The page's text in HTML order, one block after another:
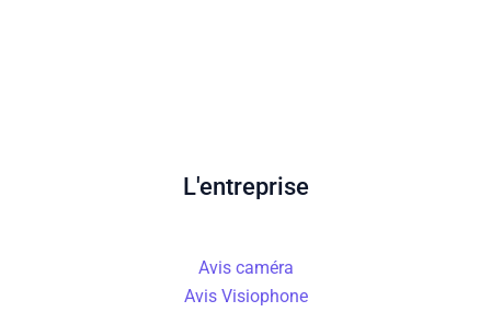
L'entreprise
Avis caméra
Avis Visiophone